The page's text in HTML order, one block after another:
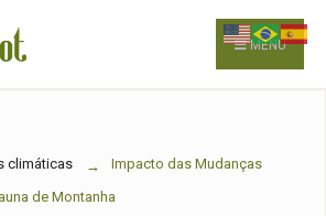
MENU
climáticas
Impacto das Mudanças
de Montanha